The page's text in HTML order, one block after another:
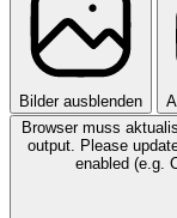
Bilder ausblenden
Browser muss
output. Please
enabled (e.g.